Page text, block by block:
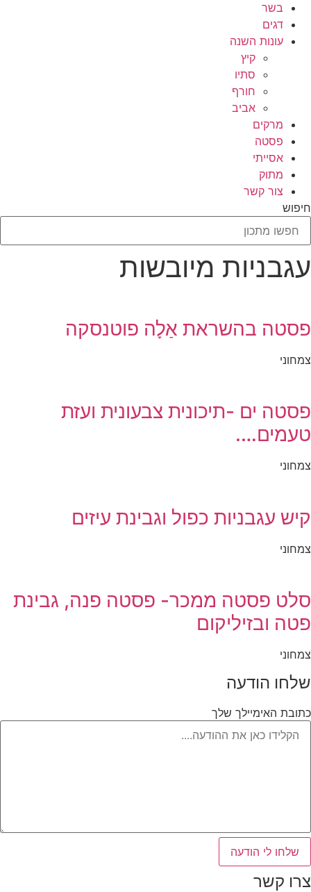
בשר
דגים
עונות השנה
קיץ
סתיו
חורף
אביב
מרקים
פסטה
אסייתי
מתוק
צור קשר
חיפוש
עגבניות מיובשות
פסטה בהשראת אַלָה פוטנסקה
צמחוני
פסטה ים -תיכונית צבעונית ועזת
טעמים….
צמחוני
קיש עגבניות כפול וגבינת עיזים
צמחוני
סלט פסטה ממכר- פסטה פנה, גבינת
פטה ובזיליקום
צמחוני
שלחו הודעה
כתובת האימיילך שלך
שלחו לי הודעה
צרו קשר